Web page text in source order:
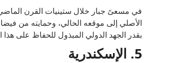
في مسعىً جبار خلال ستينيات القرن
الأصلي إلى موقعه الحالي، وحمايته من
بقدر الجهد الدولي المبذول للحفاظ على
5. الإسكندرية